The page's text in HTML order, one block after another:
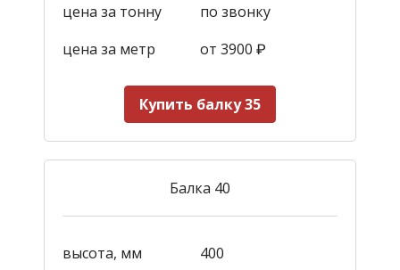
цена за тонну
по звонку
цена за метр
от 3900 ₽
Купить балку 35
Балка 40
высота, мм 400